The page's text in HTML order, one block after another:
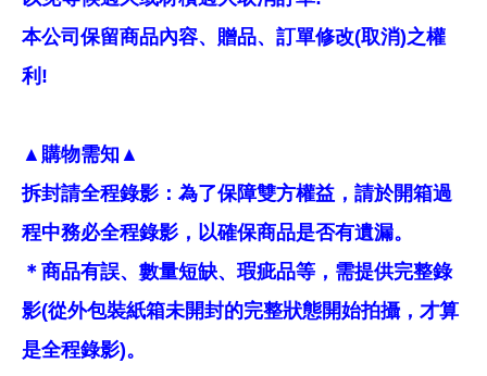
本公司保留商品內容、贈品、訂單修改(取消)之權
利!
▲購物需知▲
拆封請全程錄影：為了保障雙方權益，請於開箱過
程中務必全程錄影，以確保商品是否有遺漏。
＊商品有誤、數量短缺、瑕疵品等，需提供完整錄
影(從外包裝紙箱未開封的完整狀態開始拍攝，才算
是全程錄影)。